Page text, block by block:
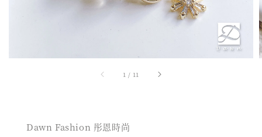
1 / 11
Dawn Fashion 彤恩時尚